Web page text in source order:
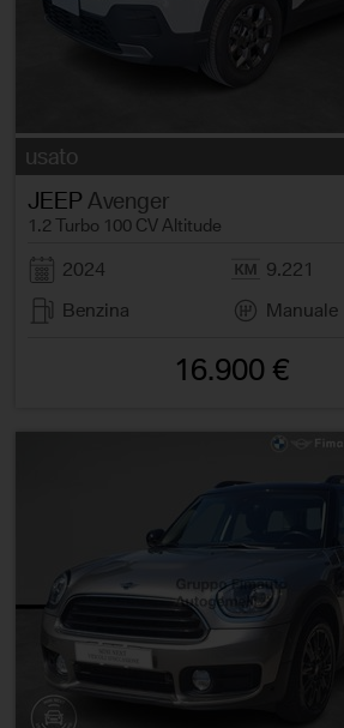
usato
JEEP Avenger
1.2 Turbo 100 CV Altitude
2024
9.221
Benzina
Manuale
16.900 €